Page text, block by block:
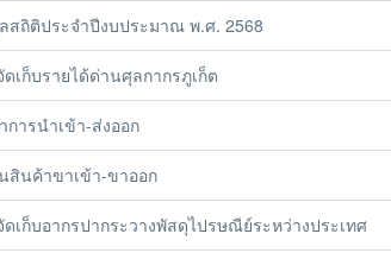
ถิติประจำปีงบประมาณ พ.ศ. 2568
เก็บรายได้ด่านศุลกากรภูเก็ต
ารนำเข้า-ส่งออก
นค้าขาเข้า-ขาออก
เก็บอากรปากระวางพัสดุไปรษณีย์ระหว่างประเทศ